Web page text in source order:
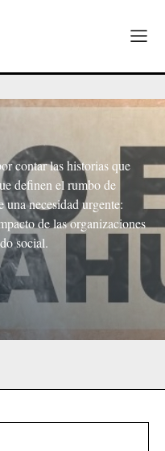
contar las historias que
definen el rumbo de
una necesidad urgente:
de las organizaciones
social.